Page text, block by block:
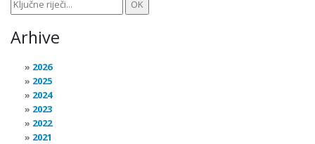
Arhive
2026
2025
2024
2023
2022
2021